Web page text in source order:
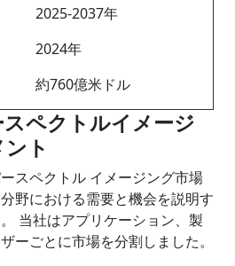
2025-2037年
2024年
約760億米ドル
ペクトルイメージ
ト
スペクトル イメージング市場
野における需要と機会を説明す
当社はアプリケーション、製
ーごとに市場を分割しました。